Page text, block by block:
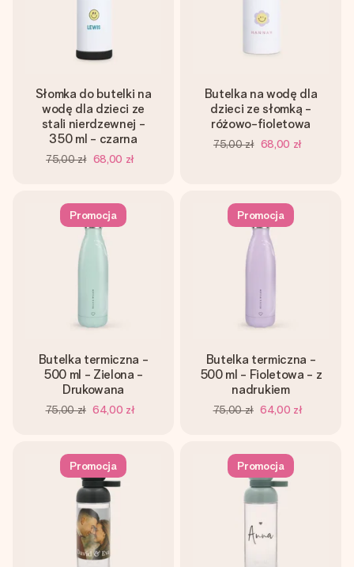
Słomka do butelki na
wodę dla dzieci ze
stali nierdzewnej -
350 ml - czarna
75,00 zł 68,00 zł
Butelka na wodę dla
dzieci ze słomką -
różowo-fioletowa
75,00 zł 68,00 zł
Promocja
Butelka termiczna -
500 ml - Zielona -
Drukowana
75,00 zł 64,00 zł
Promocja
Butelka termiczna -
500 ml - Fioletowa - z
nadrukiem
75,00 zł 64,00 zł
Promocja Promocja